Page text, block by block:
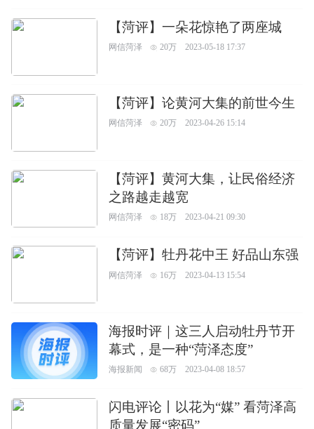
【菏评】一朵花惊艳了两座城
网信菏泽 20万 2023-05-18 17:37
【菏评】论黄河大集的前世今生
网信菏泽 20万 2023-04-26 15:14
【菏评】黄河大集，让民俗经济
之路越走越宽
网信菏泽 18万 2023-04-21 09:30
【菏评】牡丹花中王 好品山东强
网信菏泽 16万 2023-04-13 15:54
海报时评｜这三人启动牡丹节开
幕式，是一种“菏泽态度”
海报新闻 68万 2023-04-08 18:57
闪电评论丨以花为“媒” 看菏泽高
质量发展“密码”